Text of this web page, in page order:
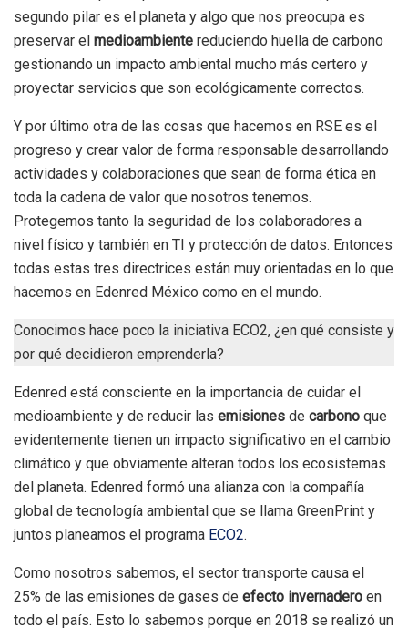
segundo pilar es el planeta y algo que nos preocupa es
preservar el medioambiente reduciendo huella de carbono
gestionando un impacto ambiental mucho más certero y
proyectar servicios que son ecológicamente correctos.
Y por último otra de las cosas que hacemos en RSE es el
progreso y crear valor de forma responsable desarrollando
actividades y colaboraciones que sean de forma ética en
toda la cadena de valor que nosotros tenemos.
Protegemos tanto la seguridad de los colaboradores a
nivel físico y también en TI y protección de datos. Entonces
todas estas tres directrices están muy orientadas en lo que
hacemos en Edenred México como en el mundo.
Conocimos hace poco la iniciativa ECO2, ¿en qué consiste y
por qué decidieron emprenderla?
Edenred está consciente en la importancia de cuidar el
medioambiente y de reducir las emisiones de carbono que
evidentemente tienen un impacto significativo en el cambio
climático y que obviamente alteran todos los ecosistemas
del planeta. Edenred formó una alianza con la compañía
global de tecnología ambiental que se llama GreenPrint y
juntos planeamos el programa ECO2.
Como nosotros sabemos, el sector transporte causa el
25% de las emisiones de gases de efecto invernadero en
todo el país. Esto lo sabemos porque en 2018 se realizó un